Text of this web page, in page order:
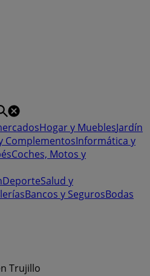
Hogar y MueblesJardín
ComplementosInformática y
Coches, Motos y
DeporteSalud y
Bancos y SegurosBodas
Trujillo